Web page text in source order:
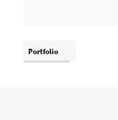
Portfolio